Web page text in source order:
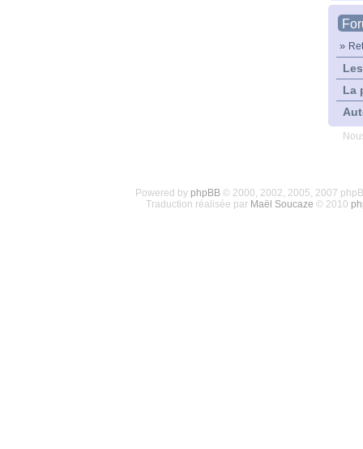
»
La
Powered by phpBB© 2000, 2002, 2005, 2007
Traduction réalisée par Maël Soucaze © 2010